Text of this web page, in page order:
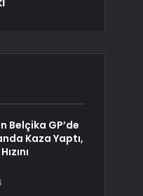
Belçika GP’de
Kaza Yaptı,